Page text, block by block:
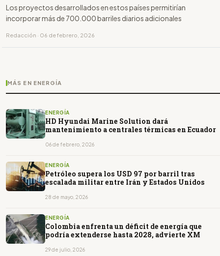
Los proyectos desarrollados en estos países permitirían
incorporar más de 700.000 barriles diarios adicionales
Redacción · 06 de febrero, 2026
MÁS EN ENERGÍA
ENERGÍA
HD Hyundai Marine Solution dará
mantenimiento a centrales térmicas en Ecuador
06 de febrero, 2026
ENERGÍA
Petróleo supera los USD 97 por barril tras
escalada militar entre Irán y Estados Unidos
28 de mayo, 2026
ENERGÍA
Colombia enfrenta un déficit de energía que
podría extenderse hasta 2028, advierte XM
29 de julio, 2026